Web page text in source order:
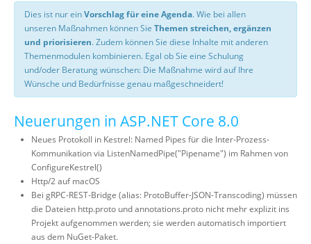
Dies ist nur einVorschlag für eine Agenda. Wie bei allen
unseren Maßnahmen können Sie Themen streichen, ergänzen
und priorisieren. Zudem können Sie diese Inhalte mit anderen
Themenmodulen kombinieren. Egal ob Sie eine Schulung
und/oder Beratung wünschen: Die Maßnahme wird auf Ihre
Wünsche und Bedürfnisse genau maßgeschneidert!
Neuerungen in ASP.NET Core 8.0
Neues Protokoll in Kestrel: Named Pipes für die Inter-Prozess-
Kommunikation via ListenNamedPipe("Pipename") im Rahmen von
ConfigureKestrel()
Http/2 auf macOS
Bei gRPC-REST-Bridge (alias: ProtoBuffer-JSON-Transcoding) müssen
die Dateien http.proto und annotations.proto nicht mehr explizit ins
Projekt aufgenommen werden; sie werden automatisch importiert
aus dem NuGet-Paket.